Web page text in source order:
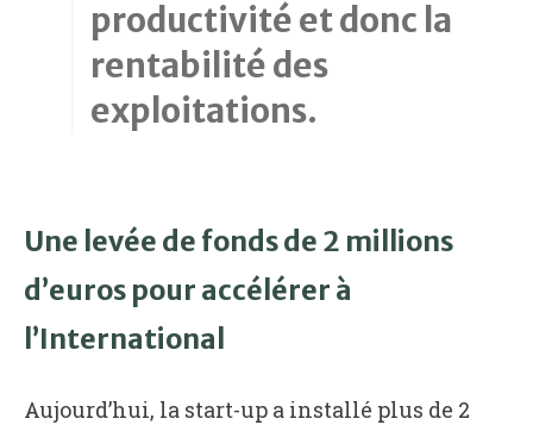
productivité et donc la
rentabilité des
exploitations.
Une levée de fonds de 2 millions
d’euros pour accélérer à
l’International
Aujourd’hui, la start-up a installé plus de 2